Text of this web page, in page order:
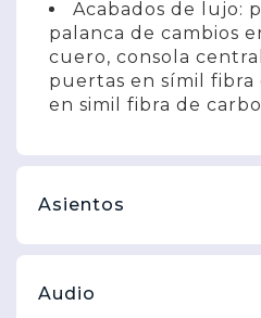
Acabados de lujo:
palanca de cambios
cuero, consola
puertas en símil
en simil fibra de
Asientos
Audio